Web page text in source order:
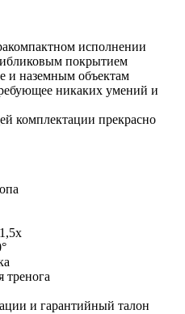
исполнении
покрытием
и наземным объектам
никаких умений и
комплектации прекрасно
тренога
и гарантийный талон